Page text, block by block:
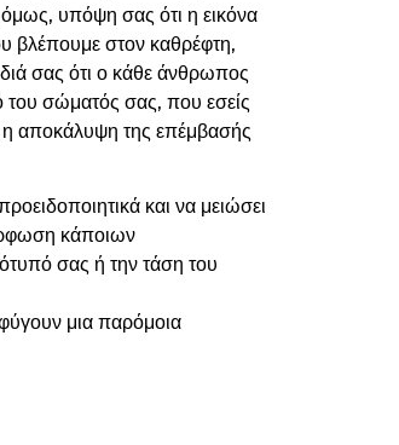
υπόψη σας ότι η εικόνα
βλέπουμε στον καθρέφτη,
σας ότι ο κάθε άνθρωπος
του σώματός σας, που εσείς
η αποκάλυψη της επέμβασής
και να μειώσει
κάποιων
σας ή την τάση του
μια παρόμοια